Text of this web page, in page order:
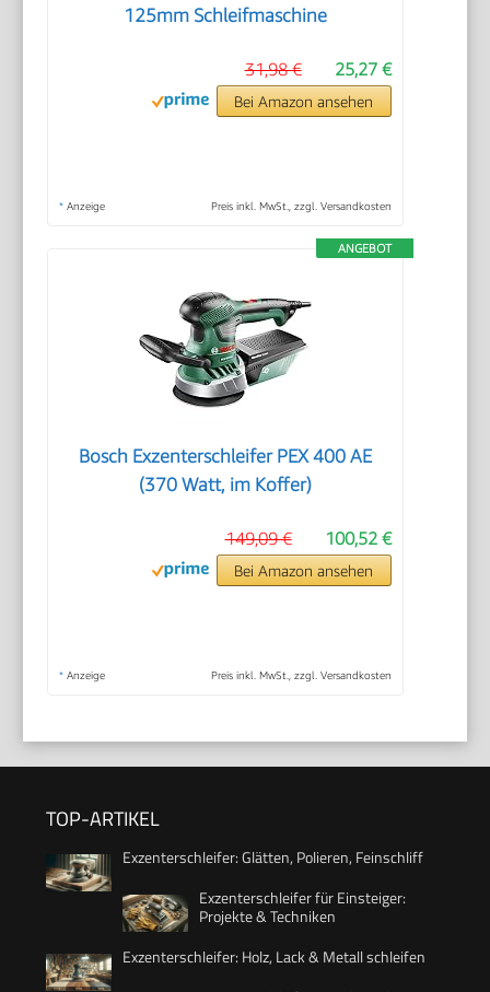
125mm Schleifmaschine
25,27 €
31,98 €
Bei Amazon ansehen
* Anzeige Preis inkl. MwSt., zzgl. Versandkosten
ANGEBOT
Bosch Exzenterschleifer PEX 400 AE
(370 Watt, im Koffer)
100,52 €
149,09 €
Bei Amazon ansehen
* Anzeige Preis inkl. MwSt., zzgl. Versandkosten
TOP-ARTIKEL
Exzenterschleifer: Glätten, Polieren, Feinschliff
Exzenterschleifer für Einsteiger:
Projekte & Techniken
Exzenterschleifer: Holz, Lack & Metall schleifen